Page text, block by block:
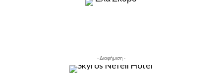
- Διαφήμιση -